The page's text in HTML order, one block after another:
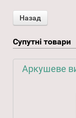
Супутні товари
Аркушеве